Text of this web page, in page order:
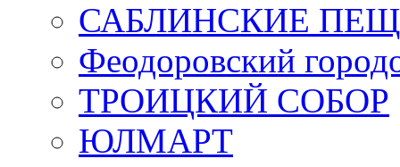
САБЛИНСКИЕ
Феодоровский
ТРОИЦКИЙ СОБОР
ЮЛМАРТ